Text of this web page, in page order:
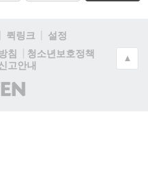
퀵링크
설정
침
청소년보호정책
고안내
)
▲